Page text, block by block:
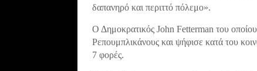
δαπανηρό και περιττό πόλεμο».
Ο Δημοκρατικός John Fetterman του
Ρεπουμπλικάνους και ψήφισε κατά του
7 φορές.